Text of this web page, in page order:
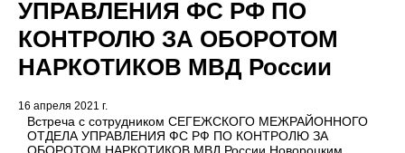
УПРАВЛЕНИЯ ФС РФ ПО
КОНТРОЛЮ ЗА ОБОРОТОМ
НАРКОТИКОВ МВД России
16 апреля 2021 г.
Встреча с сотрудником СЕГЕЖСКОГО МЕЖРАЙОННОГО
ОТДЕЛА УПРАВЛЕНИЯ ФС РФ ПО КОНТРОЛЮ ЗА